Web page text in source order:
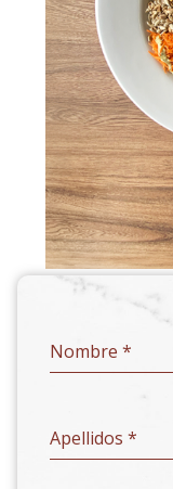
Nombre *
Apellidos *